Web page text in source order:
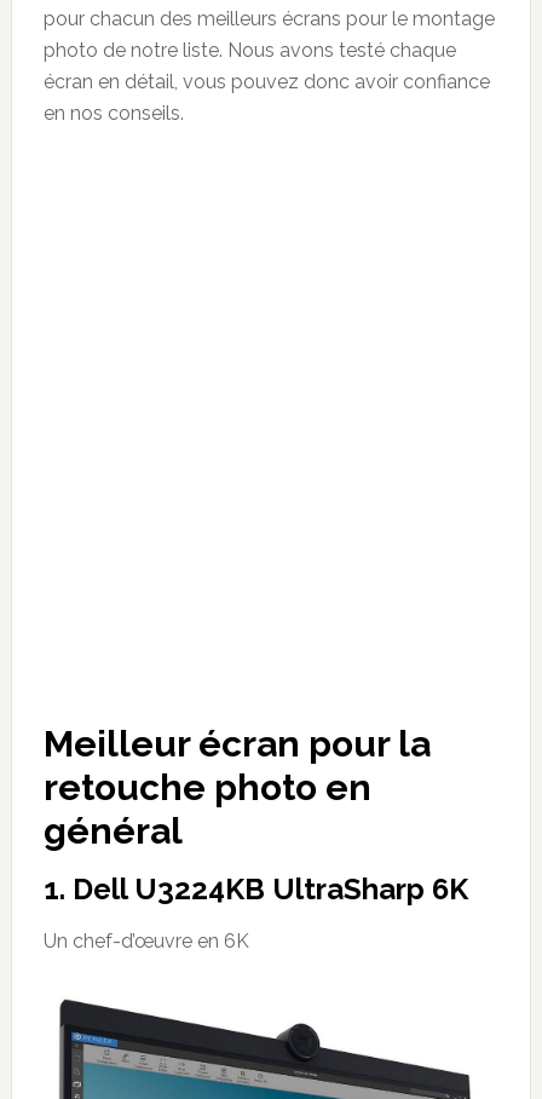
pour chacun des meilleurs écrans pour le montage
photo de notre liste. Nous avons testé chaque
écran en détail, vous pouvez donc avoir confiance
en nos conseils.
Meilleur écran pour la
retouche photo en
général
1. Dell U3224KB UltraSharp 6K
Un chef-d’œuvre en 6K